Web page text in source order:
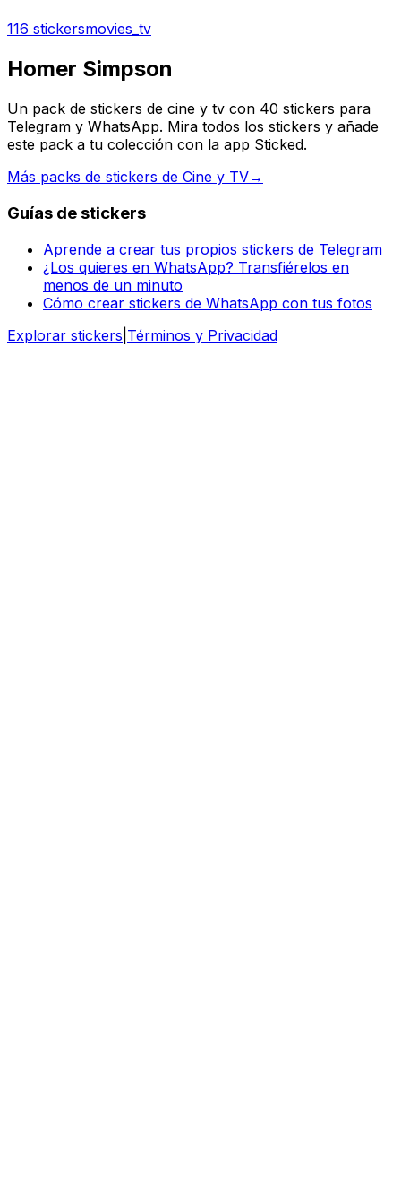
116 stickersmovies_tv
Homer Simpson
Un pack de stickers de cine y tv con 40 stickers para
Telegram y WhatsApp. Mira todos los stickers y añade
este pack a tu colección con la app Sticked.
Más packs de stickers de Cine y TV→
Guías de stickers
Aprende a crear tus propios stickers de Telegram
¿Los quieres en WhatsApp? Transfiérelos en
menos de un minuto
Cómo crear stickers de WhatsApp con tus fotos
Explorar stickers Términos y Privacidad